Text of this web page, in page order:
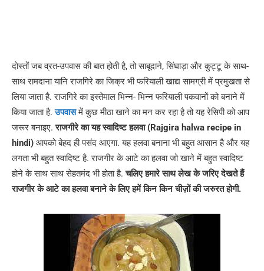
दाेस्तों जब व्रत-उपवास की बात होती है, तो साबूदाने, सिंघाड़ा और कुट्टू के साथ-
साथ रामदाना यानि राजगिरे का जिक्र भी फरियाली खाद्य सामग्री में प्रमुखता से
लिया जाता है. राजगिरे का इस्तेमाल भिन्न- भिन्न फरियाली पकवानों को बनाने में
किया जाता है.उपवासमें कुछ मीठा खाने का मन कर रहा है तो यह रेसिपी को आप
जरूर बनाइए.राजगीरे का यह स्वादिष्ट हलवा (Rajgira halwa recipe in
hindi) आपको बेहद ही पसंद आएगा. यह हलवा बनाना भी बहुत आसान है और यह
लगता भी बहुत स्वादिष्ट है. राजगीर के आटे का हलवा जो खाने में बहुत स्वादिष्ट
होने के साथ साथ सेहतमंद भी होता है.चलिए हमारे साथ लेख के जरिए देखते हैं
राजगीर के आटे का हलवा बनाने के लिए हमें किन किन चीज़ों की जरुरत होगी.